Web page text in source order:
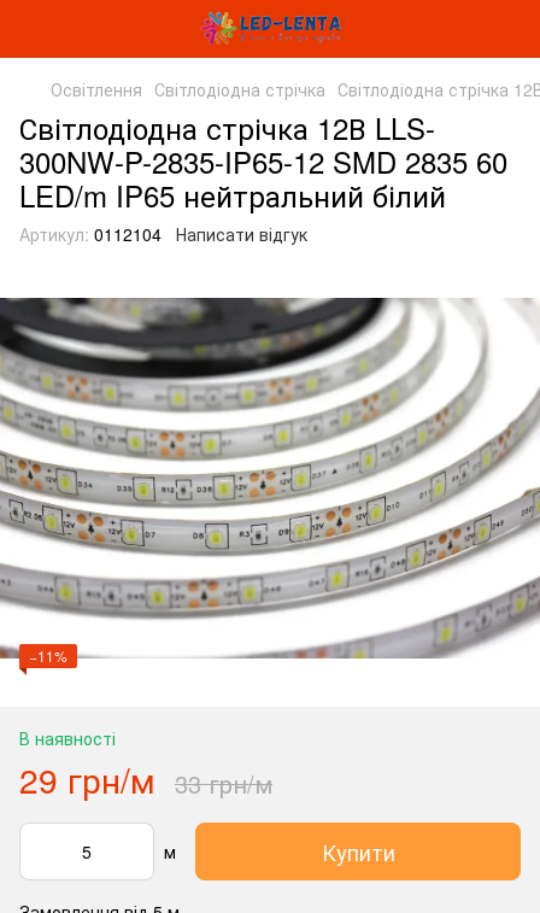
Освітлення Світлодіодна стрічка Світлодіодна стрічка
Світлодіодна стрічка 12В LLS-
300NW-P-2835-IP65-12 SMD 2835 60
LED/m IP65 нейтральний білий
Артикул: 0112104 Написати відгук
−11%
В наявності
29 грн/м 33 грн/м
м Купити